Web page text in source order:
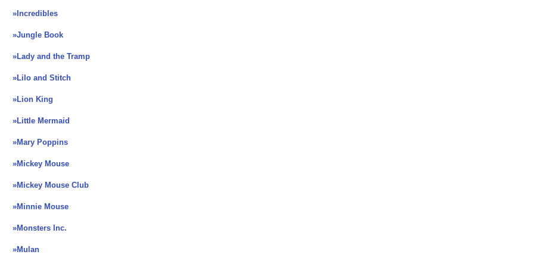
»Incredibles
»Jungle Book
»Lady and the Tramp
»Lilo and Stitch
»Lion King
»Little Mermaid
»Mary Poppins
»Mickey Mouse
»Mickey Mouse Club
»Minnie Mouse
»Monsters Inc.
»Mulan